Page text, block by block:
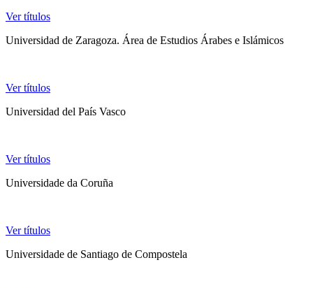
Ver títulos
Universidad de Zaragoza. Área de Estudios Árabes e Islámicos
Ver títulos
Universidad del País Vasco
Ver títulos
Universidade da Coruña
Ver títulos
Universidade de Santiago de Compostela